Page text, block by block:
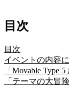
目次
目次
イベントの内容
「Movable Type
「テーマの大冒